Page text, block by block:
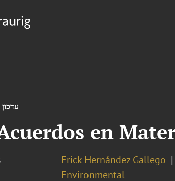
en
Erick Hernández Gallego
Environmental